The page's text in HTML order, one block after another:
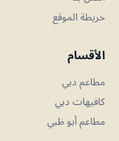
خريطة الموقع
الأقسام
مطاعم دبي
كافيهات دبي
مطاعم أبو ظبي